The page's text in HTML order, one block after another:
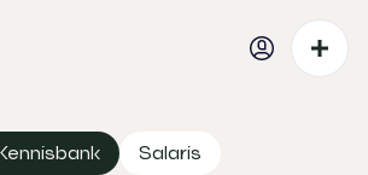
Salaris